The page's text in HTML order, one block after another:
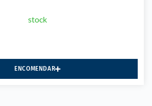
stock
ENCOMENDAR